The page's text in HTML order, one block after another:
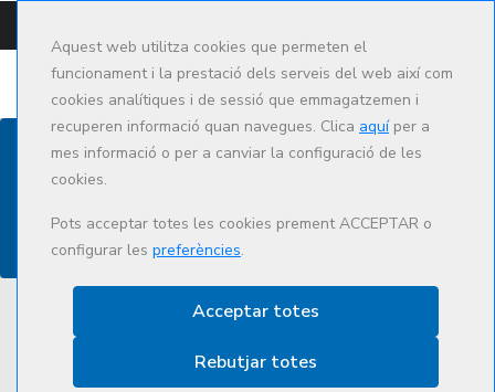
Aquest web utilitza cookies que permeten el
funcionament i la prestació dels serveis del web així com
cookies analítiques i de sessió que emmagatzemen i
recuperen informació quan navegues. Clica aquíper a
mes informació o per a canviar la configuració de les
cookies.
Pots acceptar totes les cookies prement ACCEPTAR o
configurar les preferències.
Acceptar totes
Rebutjar totes
Actualitat